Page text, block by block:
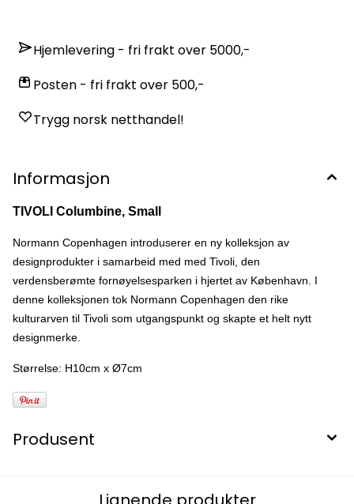
Hjemlevering - fri frakt over 5000,-
Posten - fri frakt over 500,-
Trygg norsk netthandel!
Informasjon
TIVOLI Columbine, Small
Normann Copenhagen introduserer en ny kolleksjon av
designprodukter i samarbeid med med Tivoli, den
verdensberømte fornøyelsesparken i hjertet av København. I
denne kolleksjonen tok Normann Copenhagen den rike
kulturarven til Tivoli som utgangspunkt og skapte et helt nytt
designmerke.
Størrelse: H10cm x Ø7cm
Produsent